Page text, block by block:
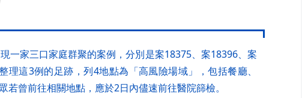
一家三口家庭群聚的案例，分別是案18375、案18396、案
理這3例的足跡，列4地點為「高風險場域」，包括餐廳、
若曾前往相關地點，應於2日內儘速前往醫院篩檢。